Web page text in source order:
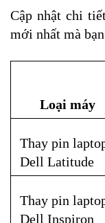
Cập nhật chi
mới nhất mà
Loại máy
Thay pin
Dell Latitude
Thay pin
Dell Inspiron